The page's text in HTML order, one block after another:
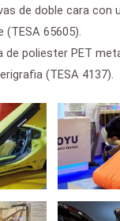
de doble cara con
(TESA 65605).
de poliester PET
(TESA 4137).